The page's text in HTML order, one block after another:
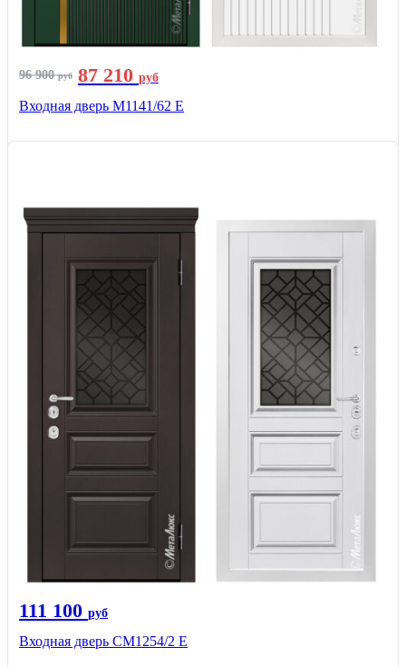
96 900руб 87 210 руб
Входная дверь М1141/62 Е
111 100 руб
Входная дверь СМ1254/2 E